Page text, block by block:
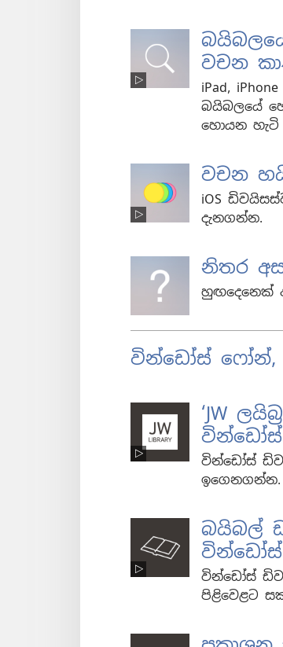
වචන
iPad,
බයිබලයේ
හොයන හැටි
වචන
iOS
දැනගන්න.
නිතර
හුඟදෙනෙක්
වින්ඩෝස් ෆෝන්,
‘JW
වින්ඩෝස්
වින්ඩෝස්
ඉගෙනගන්න.
බයිබල්
වින්ඩෝස්
වින්ඩෝස්
පිළිවෙළට